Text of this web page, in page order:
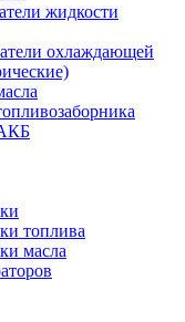
жидкости
охлаждающей
топлива
масла